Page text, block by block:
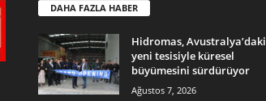
DAHA FAZLA HABER
Hidromas, Avustralya’daki
yeni tesisiyle küresel
büyümesini sürdürüyor
Ağustos 7, 2026